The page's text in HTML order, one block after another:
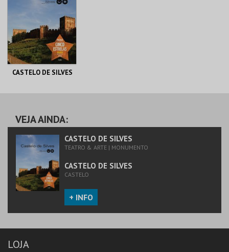
CASTELO DE SILVES
MAIS INFO
COMPRAR
VEJA AINDA:
CASTELO DE SILVES
TEATRO & ARTE | MONUMENTO
CASTELO DE SILVES
CASTELO
+ INFO
LOJA